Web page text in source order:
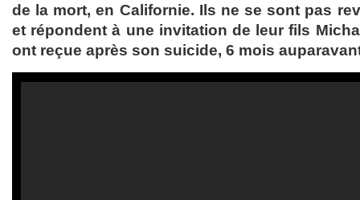
de la mort, en Californie. Ils ne se sont pas
et répondent à une invitation de leur fils
ont reçue après son suicide, 6 mois